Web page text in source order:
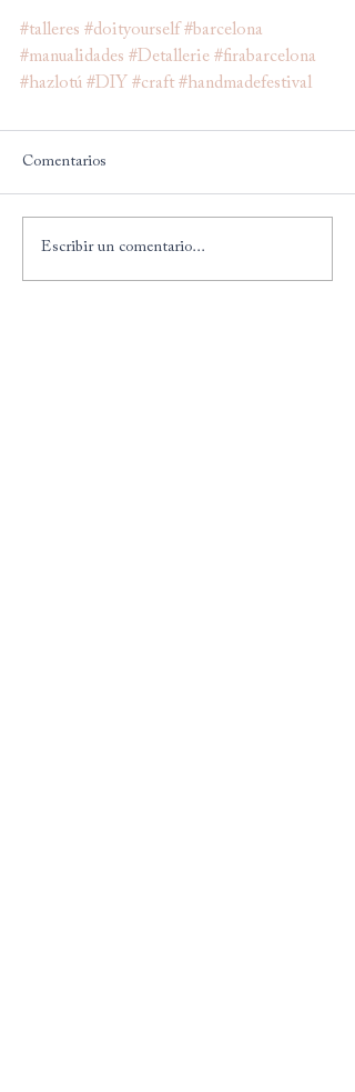
#talleres #doityourself #barcelona
#manualidades #Detallerie #firabarcelona
#hazlotú #DIY #craft #handmadefestival
Comentarios
Escribir un comentario...